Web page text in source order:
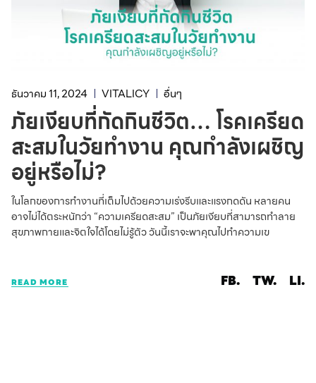
ธันวาคม 11, 2024 VITALICY อื่นๆ
ภัยเงียบที่กัดกินชีวิต… โรคเครียด
สะสมในวัยทำงาน คุณกำลังเผชิญ
อยู่หรือไม่?
ในโลกของการทำงานที่เต็มไปด้วยความเร่งรีบและแรงกดดัน หลายคน
อาจไม่ได้ตระหนักว่า “ความเครียดสะสม” เป็นภัยเงียบที่สามารถทำลาย
สุขภาพกายและจิตใจได้โดยไม่รู้ตัว วันนี้เราจะพาคุณไปทำความเข
READ MORE FB. TW. LI.